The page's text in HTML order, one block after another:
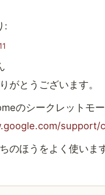
:
がとうございます。
のシークレットモ
support/
のほうをよく使いま